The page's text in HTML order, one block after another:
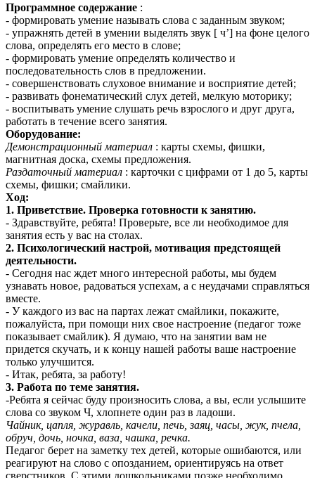
Программное содержание :
- формировать умение называть слова с заданным звуком;
- упражнять детей в умении выделять звук [ ч’] на фоне целого
слова, определять его место в слове;
- формировать умение определять количество и
последовательность слов в предложении.
- совершенствовать слуховое внимание и восприятие детей;
- развивать фонематический слух детей, мелкую моторику;
- воспитывать умение слушать речь взрослого и друг друга,
работать в течение всего занятия.
Оборудование:
Демонстрационный материал : карты схемы, фишки,
магнитная доска, схемы предложения.
Раздаточный материал : карточки с цифрами от 1 до 5, карты
схемы, фишки; смайлики.
Ход:
1. Приветствие. Проверка готовности к занятию.
- Здравствуйте, ребята! Проверьте, все ли необходимое для
занятия есть у вас на столах.
2. Психологический настрой, мотивация предстоящей
деятельности.
- Сегодня нас ждет много интересной работы, мы будем
узнавать новое, радоваться успехам, а с неудачами справляться
вместе.
- У каждого из вас на партах лежат смайлики, покажите,
пожалуйста, при помощи них свое настроение (педагог тоже
показывает смайлик). Я думаю, что на занятии вам не
придется скучать, и к концу нашей работы ваше настроение
только улучшится.
- Итак, ребята, за работу!
3. Работа по теме занятия.
-Ребята я сейчас буду произносить слова, а вы, если услышите
слова со звуком Ч, хлопнете один раз в ладоши.
Чайник, цапля, журавль, качели, печь, заяц, часы, жук, пчела,
обруч, дочь, ночка, ваза, чашка, речка.
Педагог берет на заметку тех детей, которые ошибаются, или
реагируют на слово с опозданием, ориентируясь на ответ
сверстников. С этими дошкольниками позже необходимо